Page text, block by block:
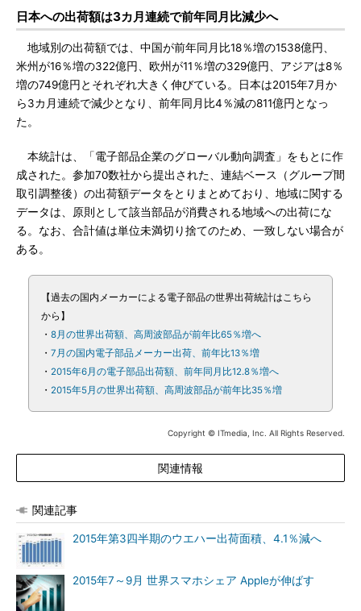
日本への出荷額は3カ月連続で前年同月比減少へ
地域別の出荷額では、中国が前年同月比18％増の1538億円、
米州が16％増の322億円、欧州が11％増の329億円、アジアは8％
増の749億円とそれぞれ大きく伸びている。日本は2015年7月か
ら3カ月連続で減少となり、前年同月比4％減の811億円となっ
た。
本統計は、「電子部品企業のグローバル動向調査」をもとに作
成された。参加70数社から提出された、連結ベース（グループ間
取引調整後）の出荷額データをとりまとめており、地域に関する
データは、原則として該当部品が消費される地域への出荷にな
る。なお、合計値は単位未満切り捨てのため、一致しない場合が
ある。
【過去の国内メーカーによる電子部品の世界出荷統計はこちら
から】
・ 8月の世界出荷額、高周波部品が前年比65％増へ
・ 7月の国内電子部品メーカー出荷、前年比13％増
・ 2015年6月の電子部品出荷額、前年同月比12.8％増へ
・ 2015年5月の世界出荷額、高周波部品が前年比35％増
Copyright © ITmedia, Inc. All Rights Reserved.
関連情報
関連記事
2015年第3四半期のウエハー出荷面積、4.1％減へ
2015年7～9月 世界スマホシェア Appleが伸ばす